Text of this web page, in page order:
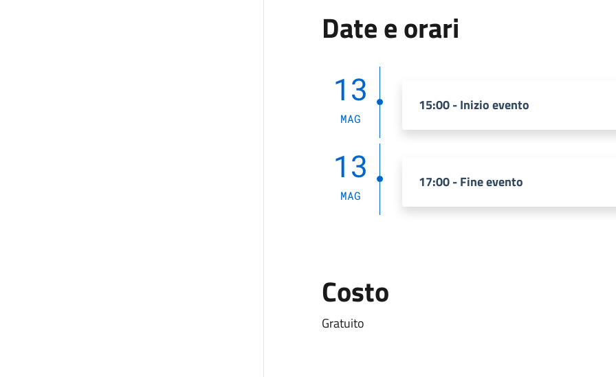
Date e orari
13
MAG
15:00 - Inizio evento
13
MAG
17:00 - Fine evento
Costo
Gratuito